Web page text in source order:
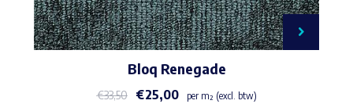
Bloq Renegade
€33,50 €25,00 per m² (excl. btw)